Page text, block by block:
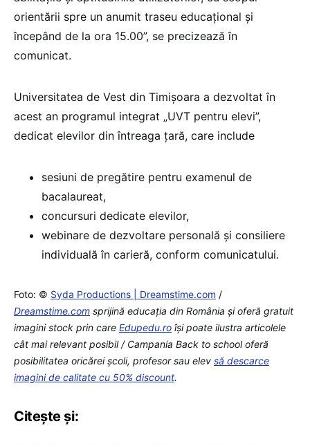
orientării spre un anumit traseu educațional și
începând de la ora 15.00”, se precizează în
comunicat.
Universitatea de Vest din Timișoara a dezvoltat în
acest an programul integrat „UVT pentru elevi”,
dedicat elevilor din întreaga țară, care include
sesiuni de pregătire pentru examenul de
bacalaureat,
concursuri dedicate elevilor,
webinare de dezvoltare personală și consiliere
individuală în carieră, conform comunicatului.
Foto: © Syda Productions | Dreamstime.com /
Dreamstime.com sprijină educaţia din România şi oferă gratuit
imagini stock prin care Edupedu.ro îşi poate ilustra articolele
cât mai relevant posibil / Campania Back to school oferă
posibilitatea oricărei școli, profesor sau elev să descarce
imagini de calitate cu 50% discount.
Citeşte şi: